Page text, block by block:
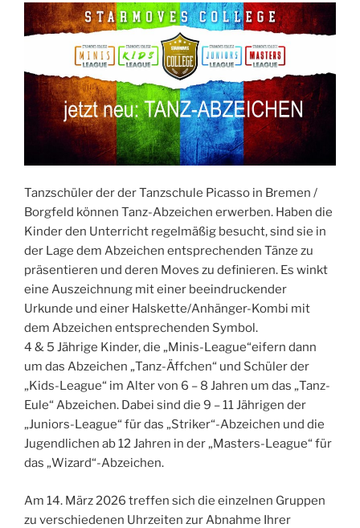
Tanzschüler der der Tanzschule Picasso in Bremen /
Borgfeld können Tanz-Abzeichen erwerben. Haben die
Kinder den Unterricht regelmäßig besucht, sind sie in
der Lage dem Abzeichen entsprechenden Tänze zu
präsentieren und deren Moves zu definieren. Es winkt
eine Auszeichnung mit einer beeindruckender
Urkunde und einer Halskette/Anhänger-Kombi mit
dem Abzeichen entsprechenden Symbol.
4 & 5 Jährige Kinder, die „Minis-League“eifern dann
um das Abzeichen „Tanz-Äffchen“ und Schüler der
„Kids-League“ im Alter von 6 – 8 Jahren um das „Tanz-
Eule“ Abzeichen. Dabei sind die 9 – 11 Jährigen der
„Juniors-League“ für das „Striker“-Abzeichen und die
Jugendlichen ab 12 Jahren in der „Masters-League“ für
das „Wizard“-Abzeichen.
Am 14. März 2026 treffen sich die einzelnen Gruppen
zu verschiedenen Uhrzeiten zur Abnahme Ihrer